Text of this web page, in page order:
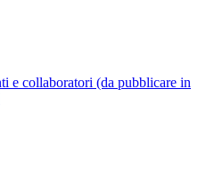
e collaboratori (da pubblicare in